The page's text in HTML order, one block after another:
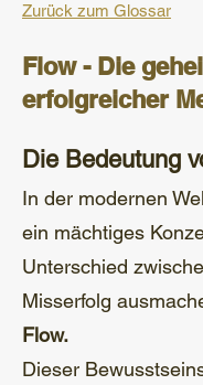
Zurück zum Glossar
Flow - Die
erfolgreicher
Die Bedeutung
In der modernen
ein mächtiges
Unterschied
Misserfolg
Flow.
Dieser